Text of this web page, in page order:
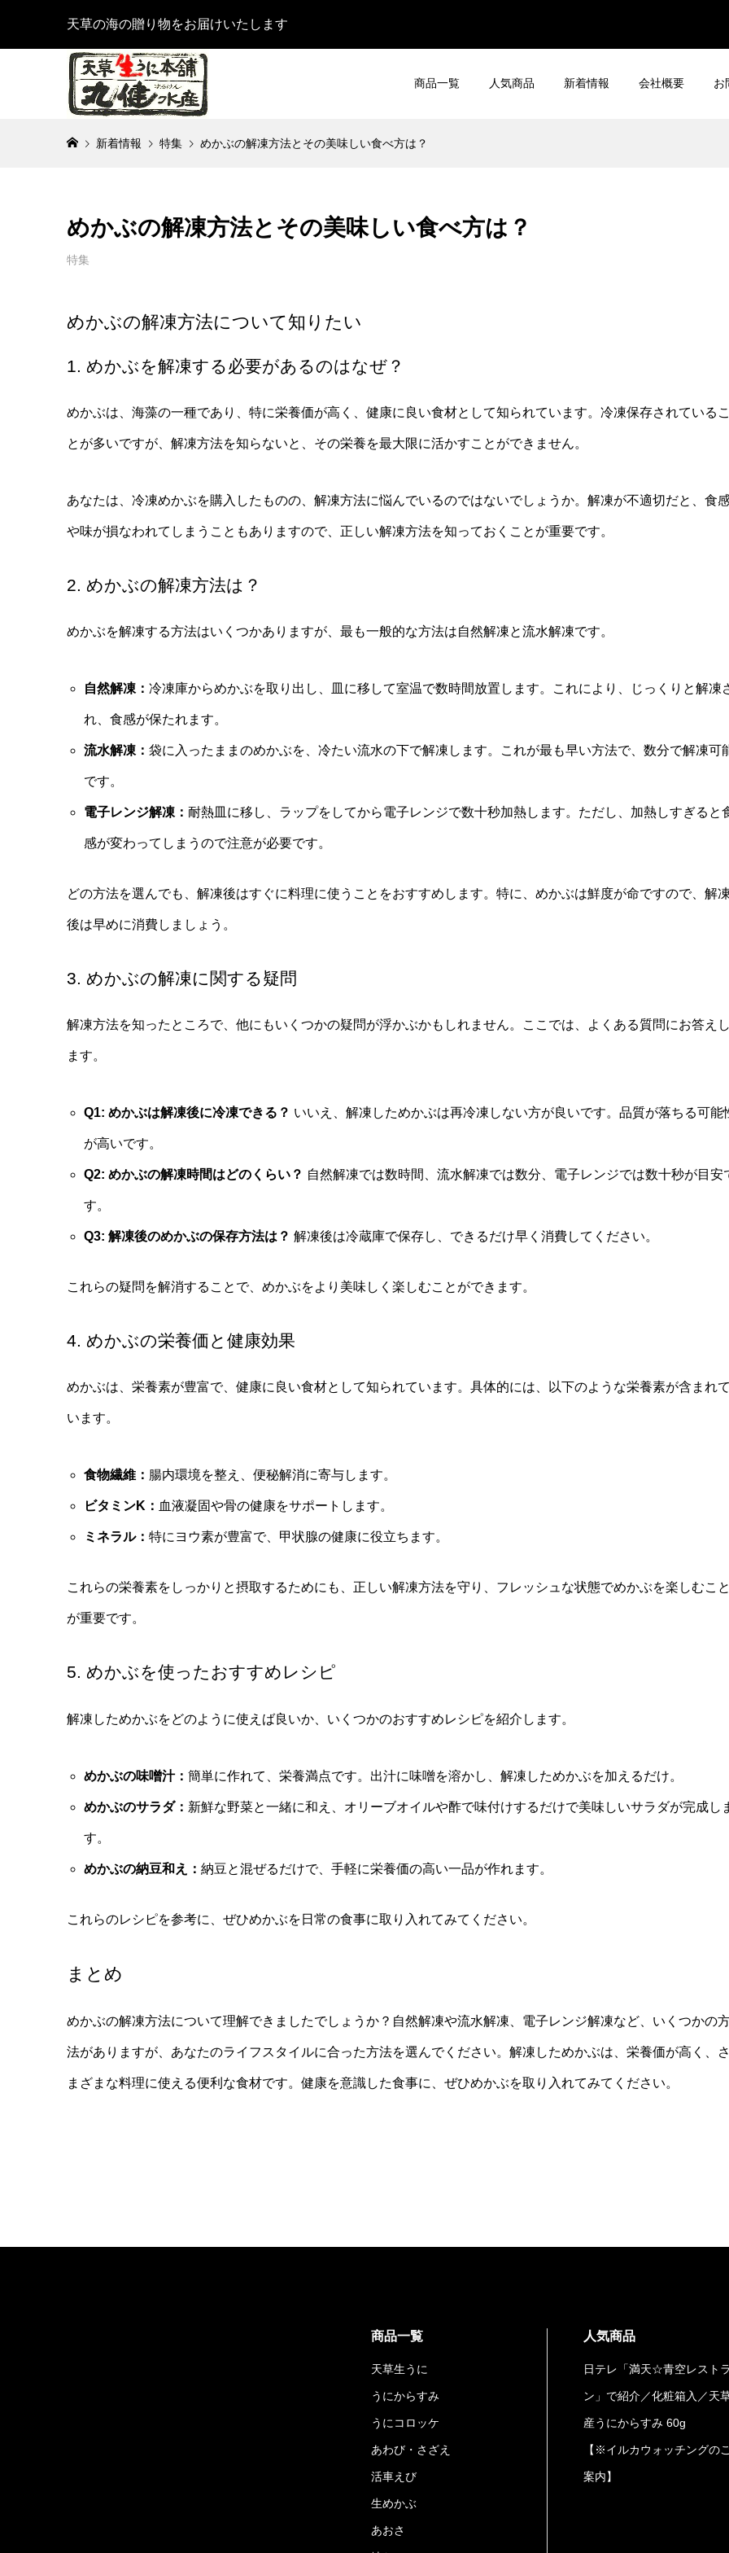
天草の海の贈り物をお届けいたします
商品一覧 人気商品 新着情報 会社概要 お
新着情報 特集 めかぶの解凍方法とその美味しい食べ方は？
めかぶの解凍方法とその美味しい食べ方は？
特集
めかぶの解凍方法について知りたい
1. めかぶを解凍する必要があるのはなぜ？
めかぶは、海藻の一種であり、特に栄養価が高く、健康に良い食材として知られています。冷凍保存されているこ
とが多いですが、解凍方法を知らないと、その栄養を最大限に活かすことができません。
あなたは、冷凍めかぶを購入したものの、解凍方法に悩んでいるのではないでしょうか。解凍が不適切だと、食
や味が損なわれてしまうこともありますので、正しい解凍方法を知っておくことが重要です。
2. めかぶの解凍方法は？
めかぶを解凍する方法はいくつかありますが、最も一般的な方法は自然解凍と流水解凍です。
自然解凍： 冷凍庫からめかぶを取り出し、皿に移して室温で数時間放置します。これにより、じっくりと解凍
れ、食感が保たれます。
流水解凍： 袋に入ったままのめかぶを、冷たい流水の下で解凍します。これが最も早い方法で、数分で解凍可
です。
電子レンジ解凍： 耐熱皿に移し、ラップをしてから電子レンジで数十秒加熱します。ただし、加熱しすぎると
感が変わってしまうので注意が必要です。
どの方法を選んでも、解凍後はすぐに料理に使うことをおすすめします。特に、めかぶは鮮度が命ですので、解凍
後は早めに消費しましょう。
3. めかぶの解凍に関する疑問
解凍方法を知ったところで、他にもいくつかの疑問が浮かぶかもしれません。ここでは、よくある質問にお答えし
ます。
Q1: めかぶは解凍後に冷凍できる？ いいえ、解凍しためかぶは再冷凍しない方が良いです。品質が落ちる可能
が高いです。
Q2: めかぶの解凍時間はどのくらい？ 自然解凍では数時間、流水解凍では数分、電子レンジでは数十秒が目安
す。
Q3: 解凍後のめかぶの保存方法は？ 解凍後は冷蔵庫で保存し、できるだけ早く消費してください。
これらの疑問を解消することで、めかぶをより美味しく楽しむことができます。
4. めかぶの栄養価と健康効果
めかぶは、栄養素が豊富で、健康に良い食材として知られています。具体的には、以下のような栄養素が含まれて
います。
食物繊維： 腸内環境を整え、便秘解消に寄与します。
ビタミンK： 血液凝固や骨の健康をサポートします。
ミネラル： 特にヨウ素が豊富で、甲状腺の健康に役立ちます。
これらの栄養素をしっかりと摂取するためにも、正しい解凍方法を守り、フレッシュな状態でめかぶを楽しむこと
が重要です。
5. めかぶを使ったおすすめレシピ
解凍しためかぶをどのように使えば良いか、いくつかのおすすめレシピを紹介します。
めかぶの味噌汁： 簡単に作れて、栄養満点です。出汁に味噌を溶かし、解凍しためかぶを加えるだけ。
めかぶのサラダ： 新鮮な野菜と一緒に和え、オリーブオイルや酢で味付けするだけで美味しいサラダが完成し
す。
めかぶの納豆和え： 納豆と混ぜるだけで、手軽に栄養価の高い一品が作れます。
これらのレシピを参考に、ぜひめかぶを日常の食事に取り入れてみてください。
まとめ
めかぶの解凍方法について理解できましたでしょうか？自然解凍や流水解凍、電子レンジ解凍など、いくつかの
法がありますが、あなたのライフスタイルに合った方法を選んでください。解凍しためかぶは、栄養価が高く、さ
まざまな料理に使える便利な食材です。健康を意識した食事に、ぜひめかぶを取り入れてみてください。
商品一覧
天草生うに
うにからすみ
うにコロッケ
あわび・さざえ
活車えび
生めかぶ
あおさ
人気商品
日テレ「満天☆青空レストラ
ン」で紹介／化粧箱入／天
産うにからすみ 60g
【※イルカウォッチングの
案内】